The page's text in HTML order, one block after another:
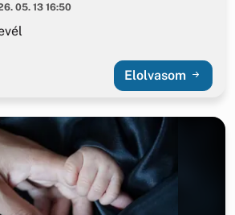
05. 13 16:50
Elolvasom